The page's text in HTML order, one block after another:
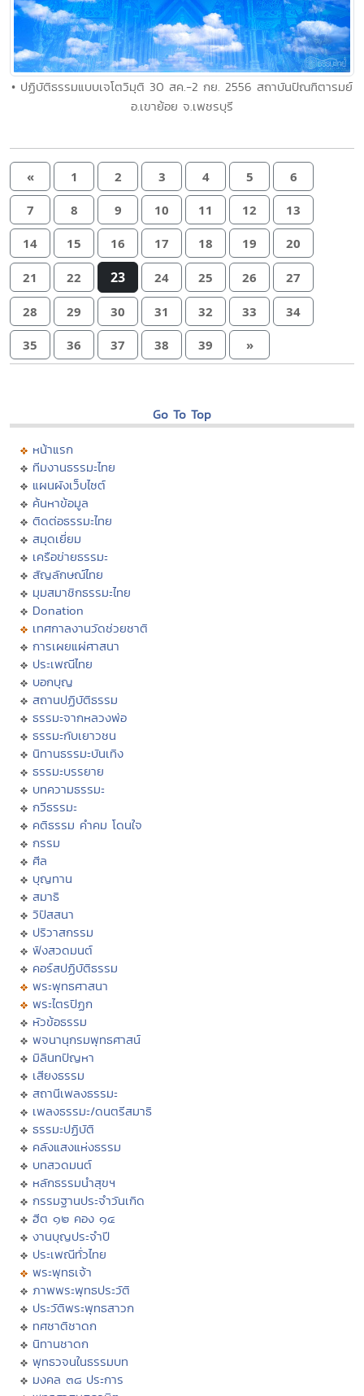
• ปฏิบัติธรรมแบบเจโตวิมุติ 30 สค.-2 กย. 2556 สถาบันปัณฑิตารมย์
อ.เขาย้อย จ.เพชรบุรี
« 1 2 3 4 5 6
7 8 9 10 11 12 13
14 15 16 17 18 19 20
21 22 23 24 25 26 27
28 29 30 31 32 33 34
35 36 37 38 39 »
Go To Top
หน้าแรก
ทีมงานธรรมะไทย
แผนผังเว็บไซต์
ค้นหาข้อมูล
ติดต่อธรรมะไทย
สมุดเยี่ยม
เครือข่ายธรรมะ
สัญลักษณ์ไทย
มุมสมาชิกธรรมะไทย
Donation
เทศกาลงานวัดช่วยชาติ
การเผยแผ่ศาสนา
ประเพณีไทย
บอกบุญ
สถานปฏิบัติธรรม
ธรรมะจากหลวงพ่อ
ธรรมะกับเยาวชน
นิทานธรรมะบันเทิง
ธรรมะบรรยาย
บทความธรรมะ
กวีธรรมะ
คติธรรม คำคม โดนใจ
กรรม
ศีล
บุญทาน
สมาธิ
วิปัสสนา
ปริวาสกรรม
ฟังสวดมนต์
คอร์สปฏิบัติธรรม
พระพุทธศาสนา
พระไตรปิฏก
หัวข้อธรรม
พจนานุกรมพุทธศาสน์
มิลินทปัญหา
เสียงธรรม
สถานีเพลงธรรมะ
เพลงธรรมะ/ดนตรีสมาธิ
ธรรมะปฏิบัติ
คลังแสงแห่งธรรม
บทสวดมนต์
หลักธรรมนำสุขฯ
กรรมฐานประจำวันเกิด
ฮีต ๑๒ คอง ๑๔
งานบุญประจำปี
ประเพณีทั่วไทย
พระพุทธเจ้า
ภาพพระพุทธประวัติ
ประวัติพระพุทธสาวก
ทศชาติชาดก
นิทานชาดก
พุทธวจนในธรรมบท
มงคล ๓๘ ประการ